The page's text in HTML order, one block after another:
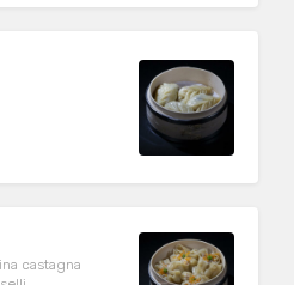
castagna